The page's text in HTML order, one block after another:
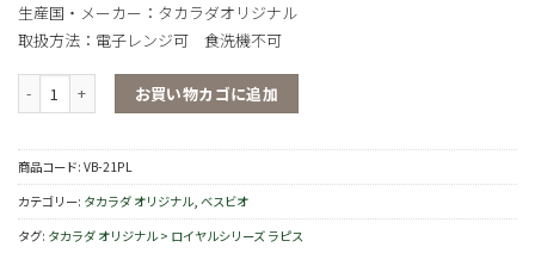
生産国・メーカー：タカラダオリジナル
取扱方法：電子レンジ可 食洗機不可
ベスビオ丸皿 21cm個お買い物カゴに追加
商品コード: VB-21PL
カテゴリー: タカラダ オリジナル, ベスビオ
タグ: タカラダ オリジナル > ロイヤルシリーズ ラピス